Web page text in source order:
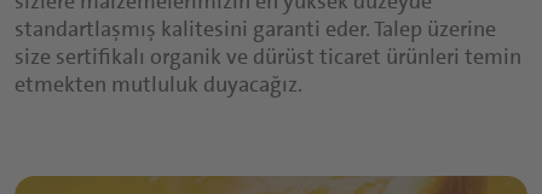
standartlaşmış kalitesini garanti eder. Talep üzerine
size sertifikalı organik ve dürüst ticaret ürünleri temin
etmekten mutluluk duyacağız.